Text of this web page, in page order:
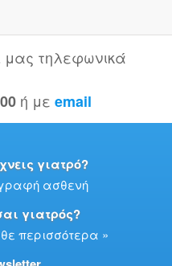
μας τηλεφωνικά
ή με email
γιατρό?
ασθενή
γιατρός?
περισσότερα »